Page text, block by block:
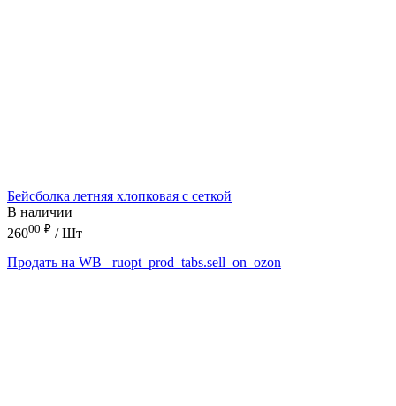
Бейсболка летняя хлопковая с сеткой
В наличии
26000 ₽ / Шт
Продать на WB
_ruopt_prod_tabs.sell_on_ozon